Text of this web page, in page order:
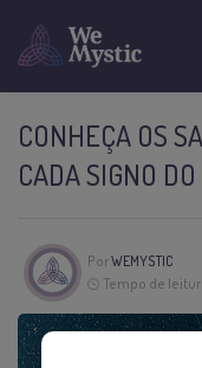
CONHEÇA OS
CADA SIGNO
PorWEMYSTIC
Tempo de